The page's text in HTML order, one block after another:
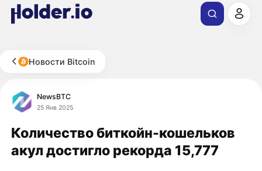
Новости Bitcoin
NewsBTC
25 Янв 2025
Количество биткойн-кошельков
акул достигло рекорда 15,777